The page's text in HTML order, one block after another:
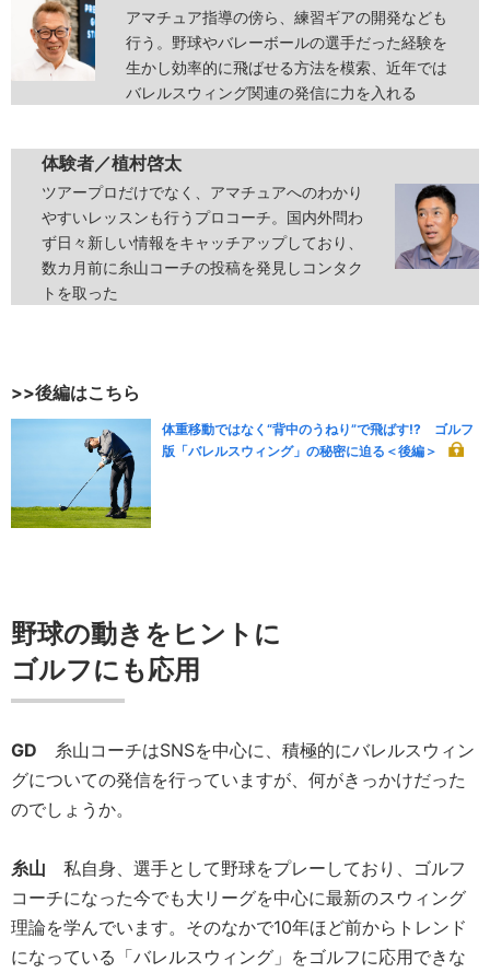
アマチュア指導の傍ら、練習ギアの開発なども
行う。野球やバレーボールの選手だった経験を
生かし効率的に飛ばせる方法を模索、近年では
バレルスウィング関連の発信に力を入れる
体験者／植村啓太
ツアープロだけでなく、アマチュアへのわかり
やすいレッスンも行うプロコーチ。国内外問わ
ず日々新しい情報をキャッチアップしており、
数カ月前に糸山コーチの投稿を発見しコンタク
トを取った
>>後編はこちら
体重移動ではなく“背中のうねり”で飛ばす!? ゴルフ
版「バレルスウィング」の秘密に迫る＜後編＞
野球の動きをヒントに
ゴルフにも応用
GD 糸山コーチはSNSを中心に、積極的にバレルスウィン
グについての発信を行っていますが、何がきっかけだった
のでしょうか。
糸山 私自身、選手として野球をプレーしており、ゴルフ
コーチになった今でも大リーグを中心に最新のスウィング
理論を学んでいます。そのなかで10年ほど前からトレンド
になっている「バレルスウィング」をゴルフに応用できな